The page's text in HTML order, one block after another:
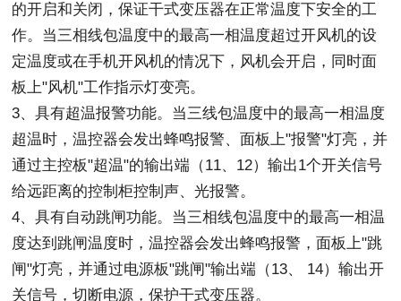
的开启和关闭，保证干式变压器在正常温度下安全的工
作。当三相线包温度中的最高一相温度超过开风机的设
定温度或在手机开风机的情况下，风机会开启，同时面
板上"风机"工作指示灯变亮。
3、具有超温报警功能。当三线包温度中的最高一相温度
超温时，温控器会发出蜂鸣报警、面板上"报警"灯亮，并
通过主控板"超温"的输出端（11、12）输出1个开关信号
给远距离的控制柜控制声、光报警。
4、具有自动跳闸功能。当三相线包温度中的最高一相温
度达到跳闸温度时，温控器会发出蜂鸣报警，面板上"跳
闸"灯亮，并通过电源板"跳闸"输出端（13、 14）输出开
关信号，切断电源，保护干式变压器。